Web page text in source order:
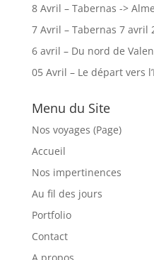
8 Avril – Tabernas ->
7 Avril – Tabernas 7 avril
6 avril – Du nord de
05 Avril – Le départ vers
Menu du Site
Nos voyages (Page)
Accueil
Nos impertinences
Au fil des jours
Portfolio
Contact